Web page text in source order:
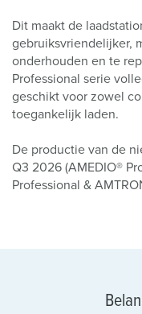
Dit maakt de
gebruiksvriendelijker,
onderhouden en te
Professional serie
geschikt voor zowel
toegankelijk laden.
De productie van de
Q3 2026 (AMEDIO®
Professional &